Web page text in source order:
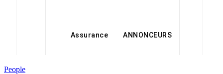
Assurance ANNONCEURS
People